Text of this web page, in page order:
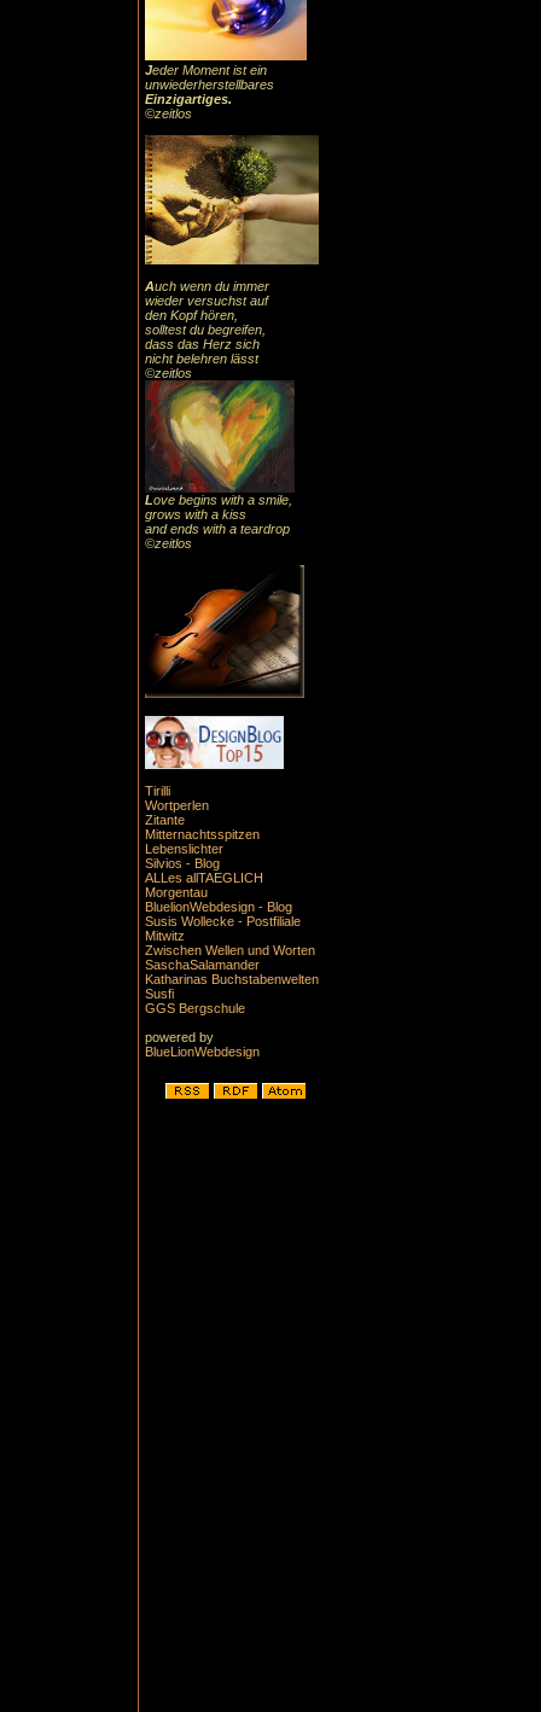
Jeder Moment ist ein
unwiederherstellbares
Einzigartiges.
©zeitlos
Auch wenn du immer
wieder versuchst auf
den Kopf hören,
solltest du begreifen,
dass das Herz sich
nicht belehren lässt
©zeitlos
Love begins with a smile,
grows with a kiss
and ends with a teardrop
©zeitlos
Tirilli
Wortperlen
Zitante
Mitternachtsspitzen
Lebenslichter
Silvios - Blog
ALLes allTAEGLICH
Morgentau
BluelionWebdesign - Blog
Susis Wollecke - Postfiliale
Mitwitz
Zwischen Wellen und Worten
SaschaSalamander
Katharinas Buchstabenwelten
Susfi
GGS Bergschule
powered by
BlueLionWebdesign